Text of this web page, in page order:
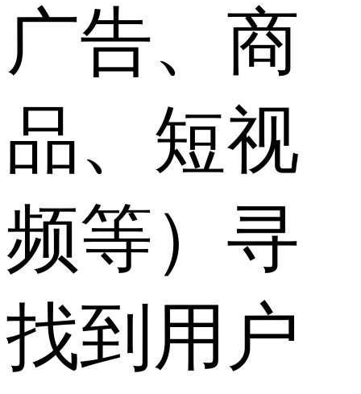
广告、商
品、短视
频等）寻
找到用户